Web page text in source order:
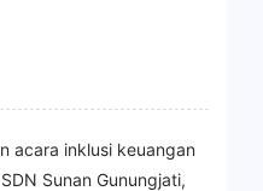
acara inklusi keuangan
Sunan Gunungjati,